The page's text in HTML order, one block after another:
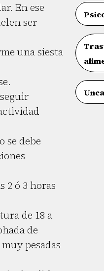
En ese
ser
una siesta
se debe
2 ó 3 horas
de 18 a
de
pesadas